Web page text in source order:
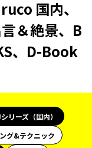
国内、
＆絶景、B
、D-Book
リーズ（国内）
グ&テクニック